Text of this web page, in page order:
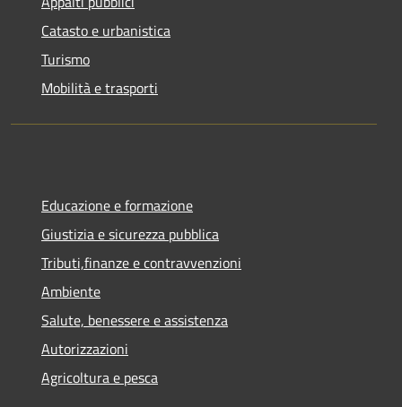
Catasto e urbanistica
Turismo
Mobilità e trasporti
Educazione e formazione
Giustizia e sicurezza pubblica
Tributi,finanze e contravvenzioni
Ambiente
Salute, benessere e assistenza
Autorizzazioni
Agricoltura e pesca